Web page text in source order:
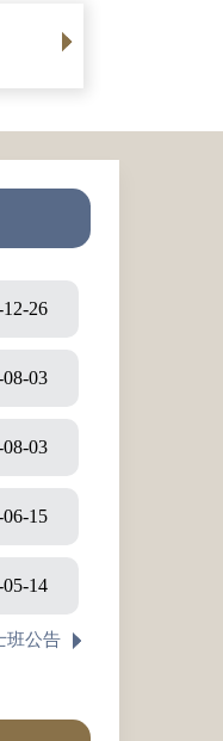
12-26
08-03
08-03
06-15
05-14
班公告